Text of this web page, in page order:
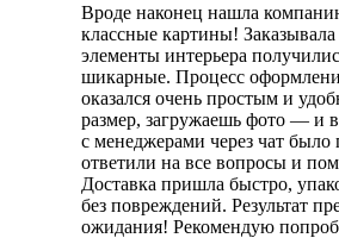
Вроде наконец нашла
классные картины!
элементы интерьера
шикарные. Процесс
оказался очень простым и
размер, загружаешь фото — и
с менеджерами через чат
ответили на все вопросы и
Доставка пришла быстро,
без повреждений. Результат
ожидания! Рекомендую